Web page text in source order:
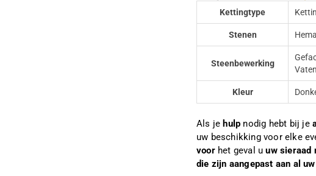
Kettingtype
Stenen
Steenbewerking
Kleur
Als je hulp nodig hebt bij je
uw beschikking voor elke
voorhet geval uuw sieraad
die zijn aangepast aan al